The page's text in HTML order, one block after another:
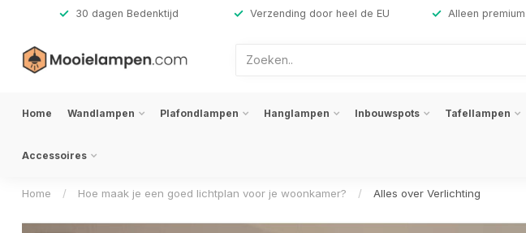
30 dagen Bedenktijd Verzending door heel de EU Alleen
Home Wandlampen Plafondlampen Hanglampen Inbouwspots Tafellampen
Accessoires
Home / Hoe maak je een goed lichtplan voor je woonkamer? / Alles over Verlichting